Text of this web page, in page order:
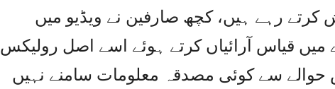
کرتے رہے ہیں، کچھ صارفین نے ویڈیو میں
میں قیاس آرائیاں کرتے ہوئے اسے اصل رولیکس
حوالے سے کوئی مصدقہ معلومات سامنے نہیں